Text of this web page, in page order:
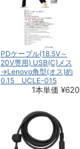
PDケーブル(18.5V～
20V専用) USB(C)メス
→Lenovo角型(オス)約
0.15 UCLE-015
1本単価 ¥620